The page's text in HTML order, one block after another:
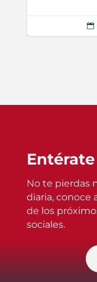

No te pierdas
diaria, conoce
de los
sociales.